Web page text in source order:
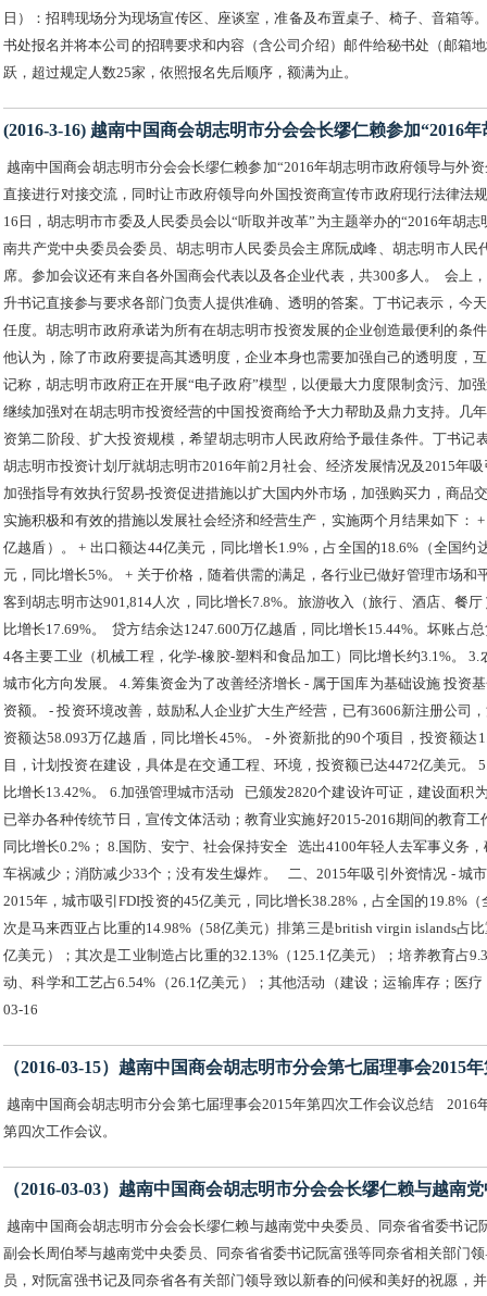
日）：招聘现场分为现场宣传区、座谈室，准备及布置桌子、椅子、音箱
书处报名并将本公司的招聘要求和内容（含公司介绍）邮件给秘书处（邮箱
跃，超过规定人数25家，依照报名先后顺序，额满为止。
(2016-3-16) 越南中国商会胡志明市分会会长缪仁赖参加“2016
越南中国商会胡志明市分会会长缪仁赖参加“2016年胡志明市政府领导与
直接进行对接交流，同时让市政府领导向外国投资商宣传市政府现行法律
16日，胡志明市市委及人民委员会以“听取并改革”为主题举办的“2016年胡
南共产党中央委员会委员、胡志明市人民委员会主席阮成峰、胡志明市人
席。参加会议还有来自各外国商会代表以及各企业代表，共300多人。 ​ 会
升书记直接参与要求各部门负责人提供准确、透明的答案。丁书记表示，今
任度。胡志明市政府承诺为所有在胡志明市投资发展的企业创造最便利的条
他认为，除了市政府要提高其透明度，企业本身也需要加强自己的透明度，
记称，胡志明市政府正在开展“电子政府”模型，以便最大力度限制贪污、加
继续加强对在胡志明市投资经营的中国投资商给予大力帮助及鼎力支持。几
资第二阶段、扩大投资规模，希望胡志明市人民政府给予最佳条件。丁书
胡志明市投资计划厅就胡志明市2016年前2月社会、经济发展情况及2015年
加强指导有效执行贸易-投资促进措施以扩大国内外市场，加强购买力，商
实施积极和有效的措施以发展社会经济和经营生产，实施两个月结果如下：
亿越盾）。 + 出口额达44亿美元，同比增长1.9%，占全国的18.6%（全国
元，同比增长5%。 + 关于价格，随着供需的满足，各行业已做好管理市场
客到胡志明市达901,814人次，同比增长7.8%。旅游收入（旅行、酒店、餐
比增长17.69%。 贷方结余达1247.600万亿越盾，同比增长15.44%。坏账
4各主要工业（机械工程，化学-橡胶-塑料和食品加工）同比增长约3.1%。
城市化方向发展。 4.筹集资金为了改善经济增长 - 属于国库为基础设施 投资
资额。 - 投资环境改善，鼓励私人企业扩大生产经营，已有3606新注册公司
资额达58.093万亿越盾，同比增长45%。 - 外资新批的90个项目，投资额
目，计划投资在建设，具体是在交通工程、环境，投资额已达4472亿美元
比增长13.42%。 6.加强管理城市活动 已颁发2820个建设许可证，建设面
已举办各种传统节日，宣传文体活动；教育业实施好2015-2016期间的教育
同比增长0.2%； 8.国防、安宁、社会保持安全 选出4100年轻人去军事义务
车祸减少；消防减少33个；没有发生爆炸。 二、2015年吸引外资情况 - 城
2015年，城市吸引FDI投资的45亿美元，同比增长38.28%，占全国的19.8%
次是马来西亚占比重的14.98%（58亿美元）排第三是british virgin islands占
亿美元）；其次是工业制造占比重的32.13%（125.1亿美元）；培养教育占
动、科学和工艺占6.54%（26.1亿美元）；其他活动（建设；运输库存；医
03-16
（2016-03-15）越南中国商会胡志明市分会第七届理事会2015
越南中国商会胡志明市分会第七届理事会2015年第四次工作会议总结
第四次工作会议。
（2016-03-03）越南中国商会胡志明市分会会长缪仁赖与越南
越南中国商会胡志明市分会会长缪仁赖与越南党中央委员、同奈省省委书
副会长周伯琴与越南党中央委员、同奈省省委书记阮富强等同奈省相关部门
员，对阮富强书记及同奈省各有关部门领导致以新春的问候和美好的祝愿